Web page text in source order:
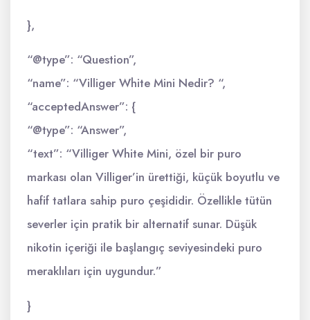
},
“@type”: “Question”,
“name”: “Villiger White Mini Nedir? “,
“acceptedAnswer”: {
“@type”: “Answer”,
“text”: “Villiger White Mini, özel bir puro
markası olan Villiger’in ürettiği, küçük boyutlu ve
hafif tatlara sahip puro çeşididir. Özellikle tütün
severler için pratik bir alternatif sunar. Düşük
nikotin içeriği ile başlangıç seviyesindeki puro
meraklıları için uygundur.”
}